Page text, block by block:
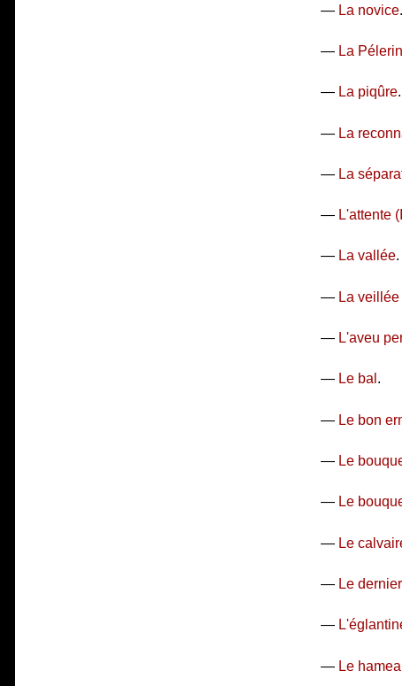
— La novice.
— La
— La piqûre.
— La
— La
— L'attente
— La vallée.
— La
— L'aveu
— Le bal .
— Le bon
— Le
— Le
— Le
— Le
—
— Le